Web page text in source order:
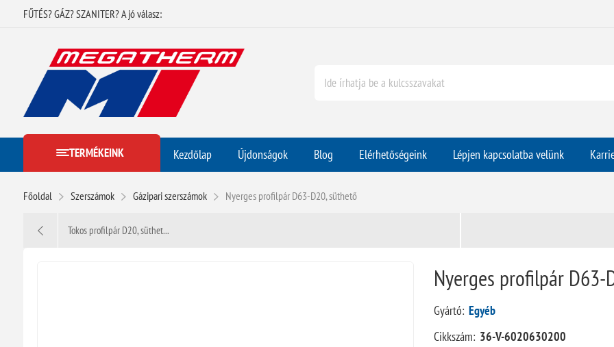
FŰTÉS? GÁZ? SZANITER? A jó válasz:
TERMÉKEINK Kezdőlap Újdonságok Blog Elérhetőségeink Lépjen kapcsolatba velünk
Főoldal Szerszámok Gázipari szerszámok Nyerges profilpár D63-D20, süthető
Tokos profilpár D20, süthet...
Nyerges profilpár D63-
Gyártó: Egyéb
Cikkszám: 36-V-6020630200